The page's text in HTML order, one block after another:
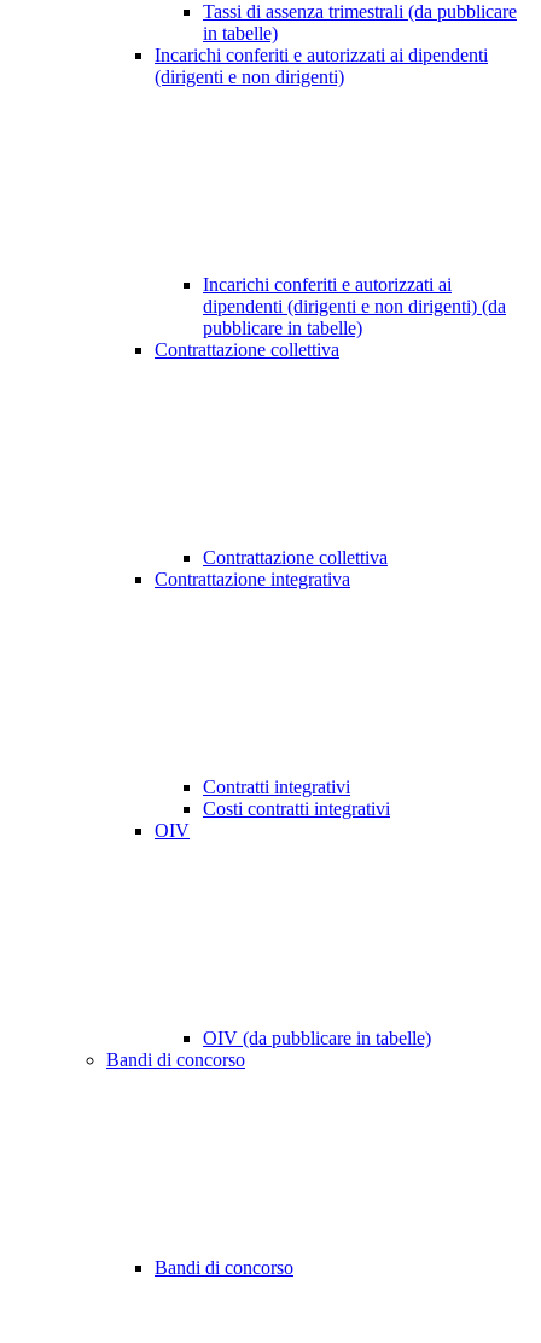
Tassi di assenza trimestrali (da pubblicare
in tabelle)
Incarichi conferiti e autorizzati ai dipendenti
(dirigenti e non dirigenti)
Incarichi conferiti e autorizzati ai
dipendenti (dirigenti e non dirigenti) (da
pubblicare in tabelle)
Contrattazione collettiva
Contrattazione collettiva
Contrattazione integrativa
Contratti integrativi
Costi contratti integrativi
OIV
OIV (da pubblicare in tabelle)
Bandi di concorso
Bandi di concorso